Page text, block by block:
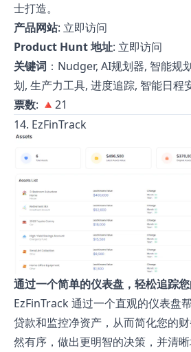
士打造。
产品网站: 立即访问
Product Hunt 地址: 立即访问
关键词 ：Nudger, AI规划器, 智能规
划, 生产力工具, 进度追踪, 智能日程
票数: 🔺21
14. EzFinTrack
通过一个简单的仪表盘，轻松追踪您
EzFinTrack 通过一个直观的仪表盘
贷款和监控净资产，从而简化您的
然有序，做出更明智的决策，并清